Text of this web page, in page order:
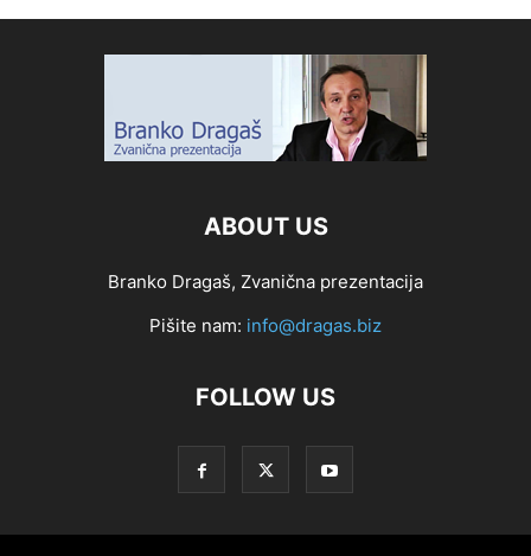
ABOUT US
Branko Dragaš, Zvanična prezentacija
Pišite nam: info@dragas.biz
FOLLOW US